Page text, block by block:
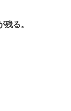
る。